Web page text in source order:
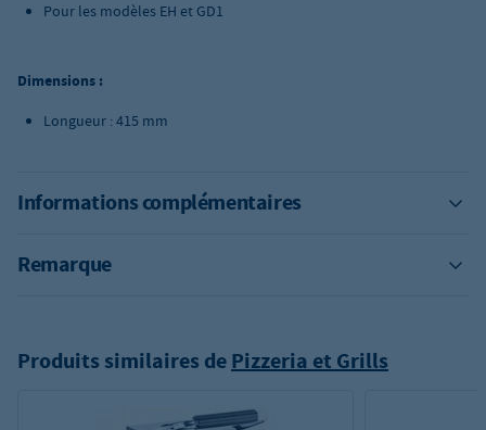
Pour les modèles EH et GD1
Dimensions :
Longueur : 415 mm
Informations complémentaires
Remarque
Produits similaires dePizzeria et Grills